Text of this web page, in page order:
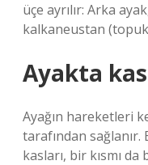
üçe ayrılır: Arka
kalkaneustan
Ayakta
Ayağın hareketleri
tarafından sağlanır.
kasları, bir kısmı